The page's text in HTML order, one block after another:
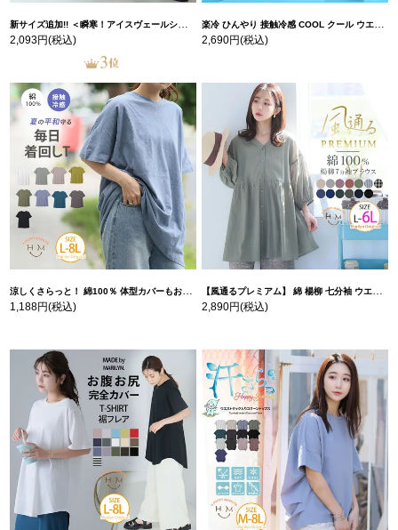
新サイズ追加!! ＜瞬寒！アイスヴェールシリーズ＞ 美脚 ジョガーパンツ 【ウェストゴム】 【ストレッチ】 | 大きいサイズの通販ならハッピーマリリン
2,093円(税込)
楽冷 ひんやり 接触冷感 COOL クール ウエストゴム 楽ちん ストレッチ 美脚 レギパン 【ストレッチ】 | 大きいサイズの通販ならハッピーマリリン
2,690円(税込)
涼しくさらっと！ 綿100％ 体型カバーもお洒落も叶える 風合いコットン ゆるシルエット ドルマン | 大きいサイズの通販ならハッピーマリリン
1,188円(税込)
【風通るプレミアム】 綿 楊柳 七分袖 ウエストギャザー ブラウス | 大きいサイズの通販ならハッピーマリリン
2,890円(税込)